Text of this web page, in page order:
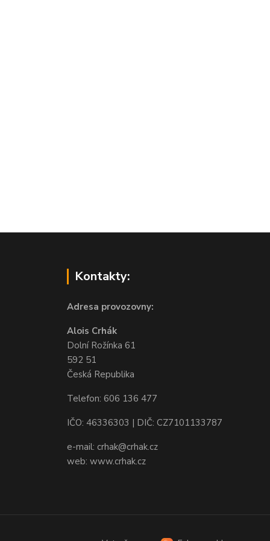
Kontakty:
Adresa provozovny:
Alois Crhák
Dolní Rožínka 61
592 51
Česká Republika
Telefon: 606 136 477
IČO: 46336303 | DIČ: CZ7101133787
e-mail: crhak@crhak.cz
web: www.crhak.cz